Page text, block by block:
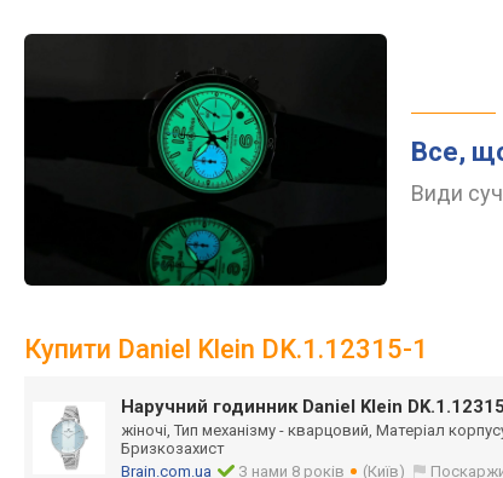
Все,
Види
Купити Daniel Klein DK.1.12315-1
Наручний годинник Daniel Klein
жіночі, Тип механізму - кварцовий, Матеріал
Бризкозахист
Brain.com.ua
З нами 8 років (Київ)